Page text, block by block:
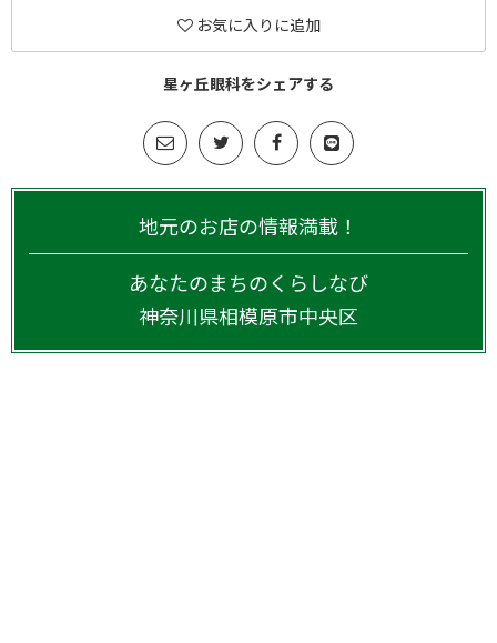
お気に入りに追加
星ヶ丘眼科をシェアする
地元のお店の情報満載！
あなたのまちのくらしなび
神奈川県相模原市中央区